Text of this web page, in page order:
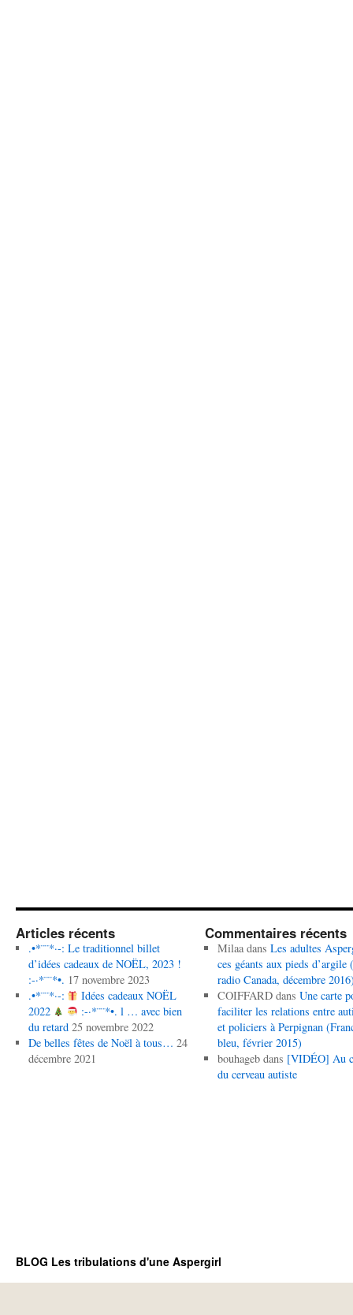
Articles récents
.•*¨¨*·-: Le traditionnel billet
d’idées cadeaux de NOËL, 2023 !
:-·*¨¨*•. 17 novembre 2023
.•*¨¨*·-:
Idées cadeaux NOËL
2022
:-·*¨¨*•. l … avec bien
du retard 25 novembre 2022
De belles fêtes de Noël à tous… 24
décembre 2021
Commentaires récents
Milaadans Les adultes
ces géants aux pieds d’argile
radio Canada, décembre
COIFFARDdans Une carte
faciliter les relations entre
et policiers à Perpignan
bleu, février 2015)
bouhagebdans [VIDÉO] Au
du cerveau autiste
BLOG Les tribulations d'une Aspergirl